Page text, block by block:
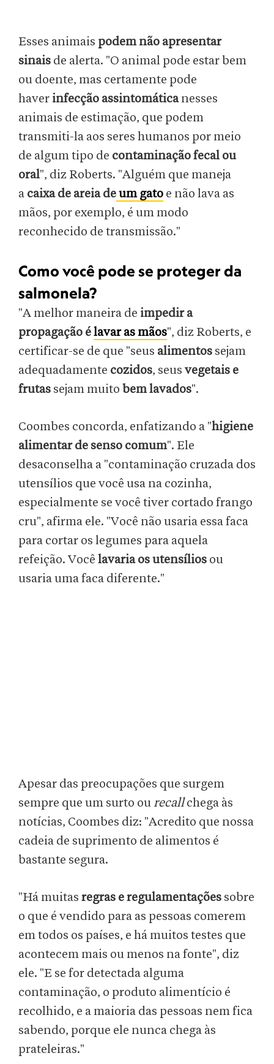
Esses animais podem não apresentar
sinais de alerta. "O animal pode estar bem
ou doente, mas certamente pode
haver infecção assintomáticanesses
animais de estimação, que podem
transmiti-la aos seres humanos por meio
de algum tipo de contaminação fecal ou
oral", diz Roberts. "Alguém que maneja
a caixa de areia deum gato e não lava as
mãos, por exemplo, é um modo
reconhecido de transmissão."
Como você pode se proteger da
salmonela?
"A melhor maneira de impedir a
propagação élavar as mãos", diz Roberts, e
certificar-se de que "seus alimentos sejam
adequadamente cozidos, seus vegetais e
frutas sejam muito bem lavados".
Coombes concorda, enfatizando a "higiene
alimentar de senso comum". Ele
desaconselha a "contaminação cruzada dos
utensílios que você usa na cozinha,
especialmente se você tiver cortado frango
cru", afirma ele. "Você não usaria essa faca
para cortar os legumes para aquela
refeição. Você lavaria os utensílios ou
usaria uma faca diferente."
Apesar das preocupações que surgem
sempre que um surto ou recallchega às
notícias, Coombes diz: "Acredito que nossa
cadeia de suprimento de alimentos é
bastante segura.
"Há muitas regras e regulamentações sobre
o que é vendido para as pessoas comerem
em todos os países, e há muitos testes que
acontecem mais ou menos na fonte", diz
ele. "E se for detectada alguma
contaminação, o produto alimentício é
recolhido, e a maioria das pessoas nem fica
sabendo, porque ele nunca chega às
prateleiras."